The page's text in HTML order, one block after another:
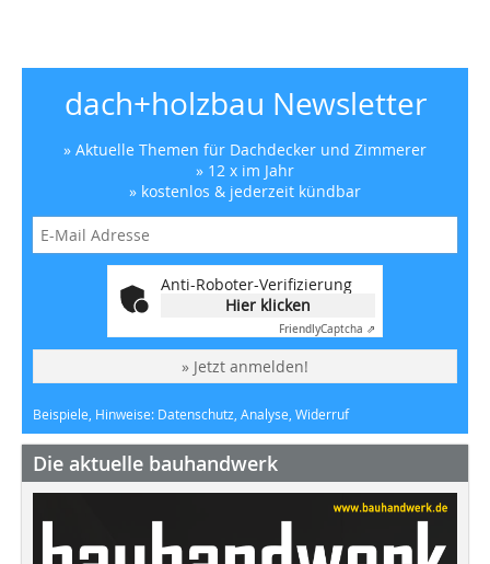
dach+holzbau Newsletter
» Aktuelle Themen für Dachdecker und Zimmerer
» 12 x im Jahr
» kostenlos & jederzeit kündbar
Anti-Roboter-Verifizierung
Hier klicken
FriendlyCaptcha ⇗
» Jetzt anmelden!
Beispiele, Hinweise: Datenschutz, Analyse, Widerruf
Die aktuelle bauhandwerk